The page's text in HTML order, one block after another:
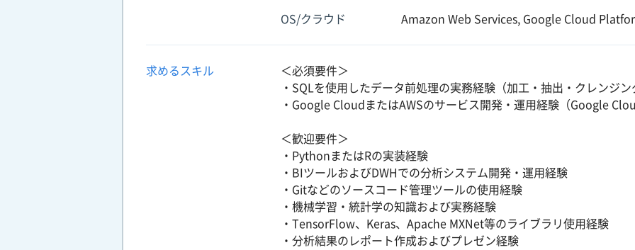
OS/クラウド Amazon Web Services, Google Cloud
求めるスキル
＜必須要件＞
・SQLを使用したデータ前処理の実務経験（加工・抽出・クレンジン
・Google CloudまたはAWSのサービス開発・運用経験（Google
＜歓迎要件＞
・PythonまたはRの実装経験
・BIツールおよびDWHでの分析システム開発・運用経験
・Gitなどのソースコード管理ツールの使用経験
・機械学習・統計学の知識および実務経験
・TensorFlow、Keras、Apache MXNet等のライブラリ使用経験
・分析結果のレポート作成およびプレゼン経験